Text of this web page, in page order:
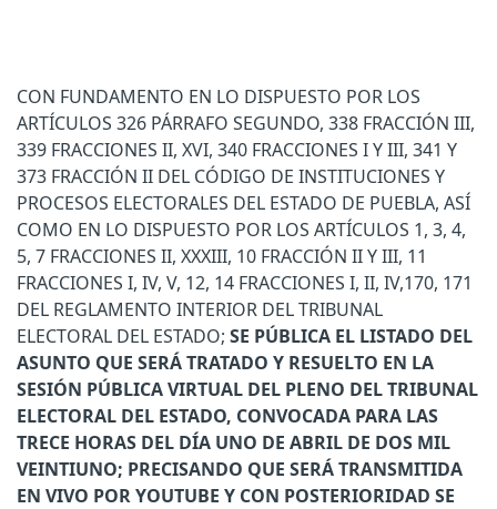
CON FUNDAMENTO EN LO DISPUESTO POR LOS
ARTÍCULOS 326 PÁRRAFO SEGUNDO, 338 FRACCIÓN III,
339 FRACCIONES II, XVI, 340 FRACCIONES I Y III, 341 Y
373 FRACCIÓN II DEL CÓDIGO DE INSTITUCIONES Y
PROCESOS ELECTORALES DEL ESTADO DE PUEBLA, ASÍ
COMO EN LO DISPUESTO POR LOS ARTÍCULOS 1, 3, 4,
5, 7 FRACCIONES II, XXXIII, 10 FRACCIÓN II Y III, 11
FRACCIONES I, IV, V, 12, 14 FRACCIONES I, II, IV,170, 171
DEL REGLAMENTO INTERIOR DEL TRIBUNAL
ELECTORAL DEL ESTADO; SE PÚBLICA EL LISTADO DEL
ASUNTO QUE SERÁ TRATADO Y RESUELTO EN LA
SESIÓN PÚBLICA VIRTUAL DEL PLENO DEL TRIBUNAL
ELECTORAL DEL ESTADO, CONVOCADA PARA LAS
TRECE HORAS DEL DÍA UNO DE ABRIL DE DOS MIL
VEINTIUNO; PRECISANDO QUE SERÁ TRANSMITIDA
EN VIVO POR YOUTUBE Y CON POSTERIORIDAD SE